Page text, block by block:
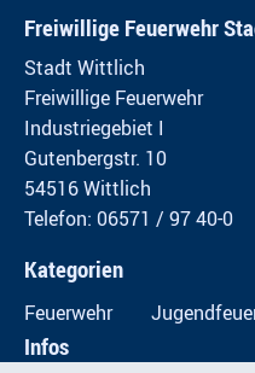
Freiwillige Feuerwehr
Stadt Wittlich
Freiwillige Feuerwehr
Industriegebiet I
Gutenbergstr. 10
54516 Wittlich
Telefon: 06571 / 97 40-0
Kategorien
Feuerwehr
Infos